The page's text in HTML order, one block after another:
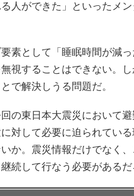
人ができた」といったメ
素として「睡眠時間が減
視することはできない。
で解決しうる問題だ。
の東日本大震災において
対して必要に迫られてい
か。震災情報だけでなく
続して行なう必要があるだ